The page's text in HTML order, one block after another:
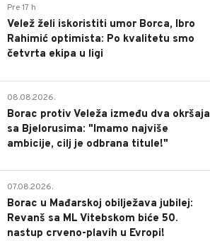
Pre 17 h
Velež želi iskoristiti umor Borca, Ibro
Rahimić optimista: Po kvalitetu smo
četvrta ekipa u ligi
08.08.2026.
Borac protiv Veleža između dva okršaja
sa Bjelorusima: "Imamo najviše
ambicije, cilj je odbrana titule!"
07.08.2026.
Borac u Mađarskoj obilježava jubilej:
Revanš sa ML Vitebskom biće 50.
nastup crveno-plavih u Evropi!